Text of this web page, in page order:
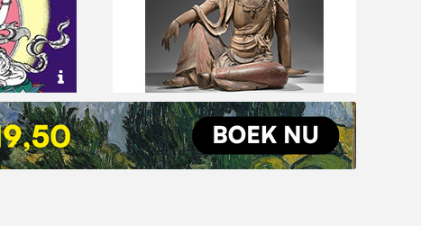
Nog geen account, meld jehieraan.